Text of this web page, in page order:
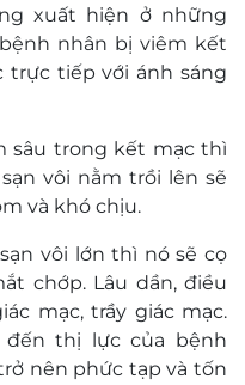
xuất hiện ở những
nhân bị viêm kết
tiếp với ánh sáng
sâu trong kết mạc thì
vôi nằm trồi lên sẽ
và khó chịu.
vôi lớn thì nó sẽ cọ
chớp. Lâu dần, điều
mạc, trầy giác mạc.
thị lực của bệnh
nên phức tạp và tốn